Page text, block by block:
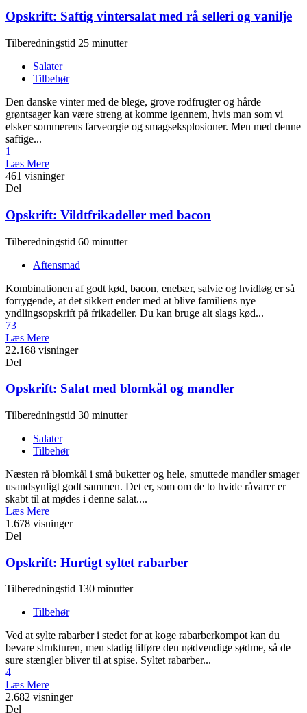
Opskrift: Saftig vintersalat med rå selleri og vanilje
Tilberedningstid 25 minutter
Salater
Tilbehør
Den danske vinter med de blege, grove rodfrugter og hårde
grøntsager kan være streng at komme igennem, hvis man som vi
elsker sommerens farveorgie og smagseksplosioner. Men med denne
saftige...
1
Læs Mere
461 visninger
Del
Opskrift: Vildtfrikadeller med bacon
Tilberedningstid 60 minutter
Aftensmad
Kombinationen af godt kød, bacon, enebær, salvie og hvidløg er så
forrygende, at det sikkert ender med at blive familiens nye
yndlingsopskrift på frikadeller. Du kan bruge alt slags kød...
73
Læs Mere
22.168 visninger
Del
Opskrift: Salat med blomkål og mandler
Tilberedningstid 30 minutter
Salater
Tilbehør
Næsten rå blomkål i små buketter og hele, smuttede mandler smager
usandsynligt godt sammen. Det er, som om de to hvide råvarer er
skabt til at mødes i denne salat....
Læs Mere
1.678 visninger
Del
Opskrift: Hurtigt syltet rabarber
Tilberedningstid 130 minutter
Tilbehør
Ved at sylte rabarber i stedet for at koge rabarberkompot kan du
bevare strukturen, men stadig tilføre den nødvendige sødme, så de
sure stængler bliver til at spise. Syltet rabarber...
4
Læs Mere
2.682 visninger
Del